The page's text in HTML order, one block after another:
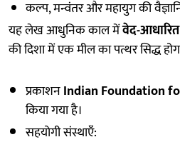
कल्प, मन्वंतर और महायुग की
यह लेख आधुनिक काल मेंवेद-
की दिशा में एक मील का पत्थर सिद्ध
प्रकाशनIndian Foundation
किया गया है।
सहयोगी संस्थाएँ: